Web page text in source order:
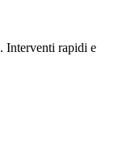
. Interventi rapidi e